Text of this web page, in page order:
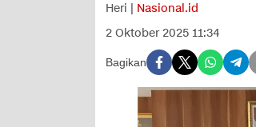
Heri | Nasional.id
2 Oktober 2025 11:34
Bagikan